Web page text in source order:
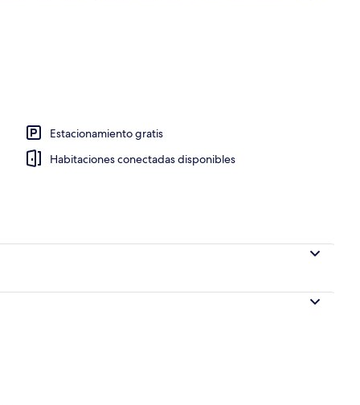
Estacionamiento gratis
Habitaciones conectadas disponibles